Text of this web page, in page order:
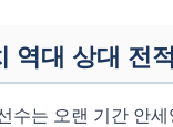
역대 상대 전
수는 오랜 기간 안